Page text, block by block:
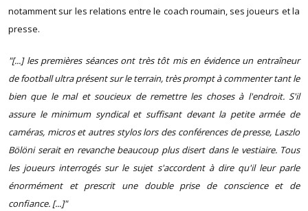
notamment sur les relations entre le coach roumain, ses joueurs et la
presse.
"[...] les premières séances ont très tôt mis en évidence un entraîneur
de football ultra présent sur le terrain, très prompt à commenter tant le
bien que le mal et soucieux de remettre les choses à l'endroit. S'il
assure le minimum syndical et suffisant devant la petite armée de
caméras, micros et autres stylos lors des conférences de presse, Laszlo
Bölöni serait en revanche beaucoup plus disert dans le vestiaire. Tous
les joueurs interrogés sur le sujet s'accordent à dire qu'il leur parle
énormément et prescrit une double prise de conscience et de
confiance. [...]"